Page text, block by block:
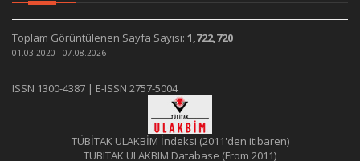
Toplam Görüntülenen Sayfa Sayısı: 1,722,720
01.03.2020 - 07.08.2026
ISSN 1300-4387 | E-ISSN 2757-5004
TÜBİTAK ULAKBİM İndeksi (2011'den itibaren)
TUBITAK ULAKBIM Database (From 2011)